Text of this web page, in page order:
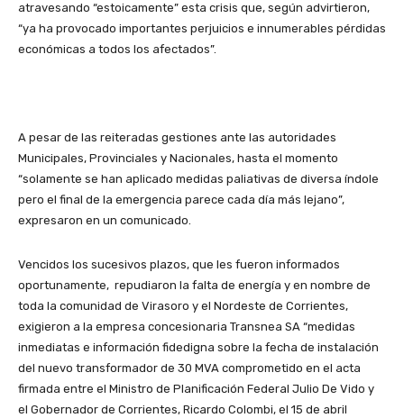
atravesando “estoicamente” esta crisis que, según advirtieron,
“ya ha provocado importantes perjuicios e innumerables pérdidas
económicas a todos los afectados”.
A pesar de las reiteradas gestiones ante las autoridades
Municipales, Provinciales y Nacionales, hasta el momento
“solamente se han aplicado medidas paliativas de diversa índole
pero el final de la emergencia parece cada día más lejano”,
expresaron en un comunicado.
Vencidos los sucesivos plazos, que les fueron informados
oportunamente, repudiaron la falta de energía y en nombre de
toda la comunidad de Virasoro y el Nordeste de Corrientes,
exigieron a la empresa concesionaria Transnea SA “medidas
inmediatas e información fidedigna sobre la fecha de instalación
del nuevo transformador de 30 MVA comprometido en el acta
firmada entre el Ministro de Planificación Federal Julio De Vido y
el Gobernador de Corrientes, Ricardo Colombi, el 15 de abril